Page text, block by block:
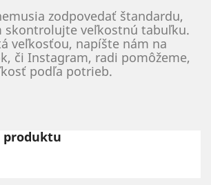
zodpovedať štandardu,
skontrolujte veľkostnú tabuľku.
veľkosťou, napíšte nám na
či Instagram, radi pomôžeme,
podľa potrieb.
produktu